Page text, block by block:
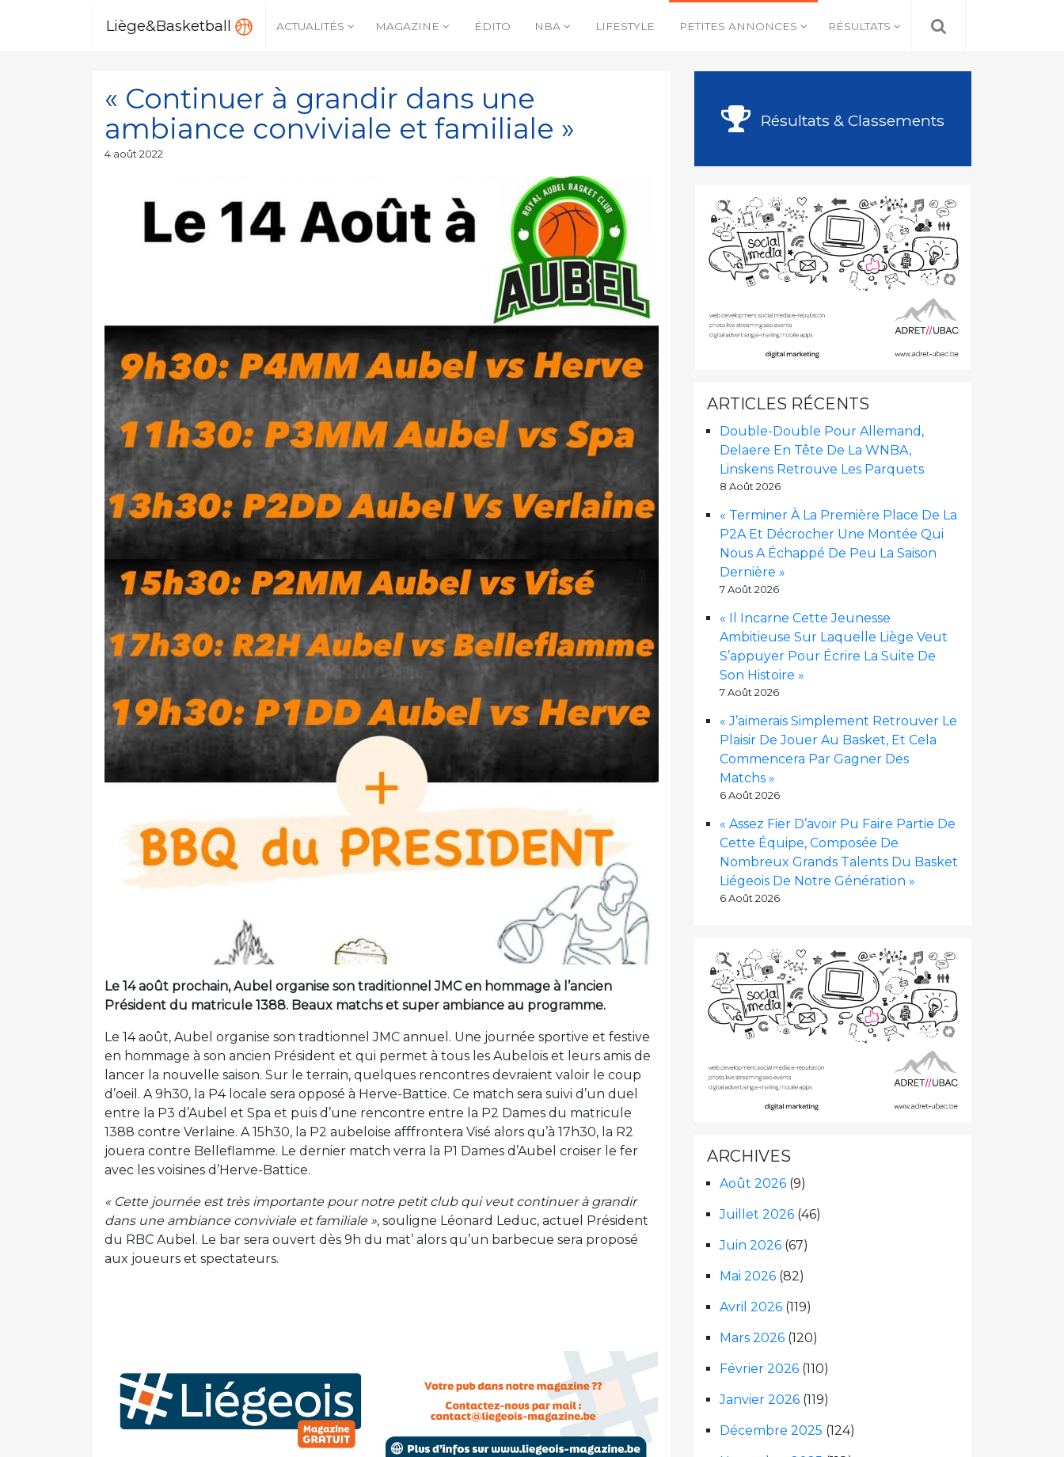
Liège&Basketball ACTUALITÉS MAGAZINE ÉDITO NBA LIFESTYLE PETITES ANNONCES RÉSULTATS
« Continuer à grandir dans une
ambiance conviviale et familiale »
Publié
4 août 2022
Le 14 août prochain, Aubel organise son traditionnel JMC en hommage à l’ancien
Président du matricule 1388. Beaux matchs et super ambiance au programme.
Le 14 août, Aubel organise son tradtionnel JMC annuel. Une journée sportive et festive
en hommage à son ancien Président et qui permet à tous les Aubelois et leurs amis de
lancer la nouvelle saison. Sur le terrain, quelques rencontres devraient valoir le coup
d’oeil. A 9h30, la P4 locale sera opposé à Herve-Battice. Ce match sera suivi d’un duel
entre la P3 d’Aubel et Spa et puis d’une rencontre entre la P2 Dames du matricule
1388 contre Verlaine. A 15h30, la P2 aubeloise afffrontera Visé alors qu’à 17h30, la R2
jouera contre Belleflamme. Le dernier match verra la P1 Dames d’Aubel croiser le fer
avec les voisines d’Herve-Battice.
« Cette journée est très importante pour notre petit club qui veut continuer à grandir
dans une ambiance conviviale et familiale », souligne Léonard Leduc, actuel Président
du RBC Aubel. Le bar sera ouvert dès 9h du mat’ alors qu’un barbecue sera proposé
aux joueurs et spectateurs.
Résultats & Classements
ARTICLES RÉCENTS
Double-Double Pour Allemand,
Delaere En Tête De La WNBA,
Linskens Retrouve Les Parquets
8 Août 2026
« Terminer À La Première Place De La
P2A Et Décrocher Une Montée Qui
Nous A Échappé De Peu La Saison
Dernière »
7 Août 2026
« Il Incarne Cette Jeunesse
Ambitieuse Sur Laquelle Liège Veut
S’appuyer Pour Écrire La Suite De
Son Histoire »
7 Août 2026
« J’aimerais Simplement Retrouver Le
Plaisir De Jouer Au Basket, Et Cela
Commencera Par Gagner Des
Matchs »
6 Août 2026
« Assez Fier D’avoir Pu Faire Partie De
Cette Équipe, Composée De
Nombreux Grands Talents Du Basket
Liégeois De Notre Génération »
6 Août 2026
ARCHIVES
Août 2026 (9)
Juillet 2026 (46)
Juin 2026 (67)
Mai 2026 (82)
Avril 2026 (119)
Mars 2026 (120)
Février 2026 (110)
Janvier 2026 (119)
Décembre 2025 (124)